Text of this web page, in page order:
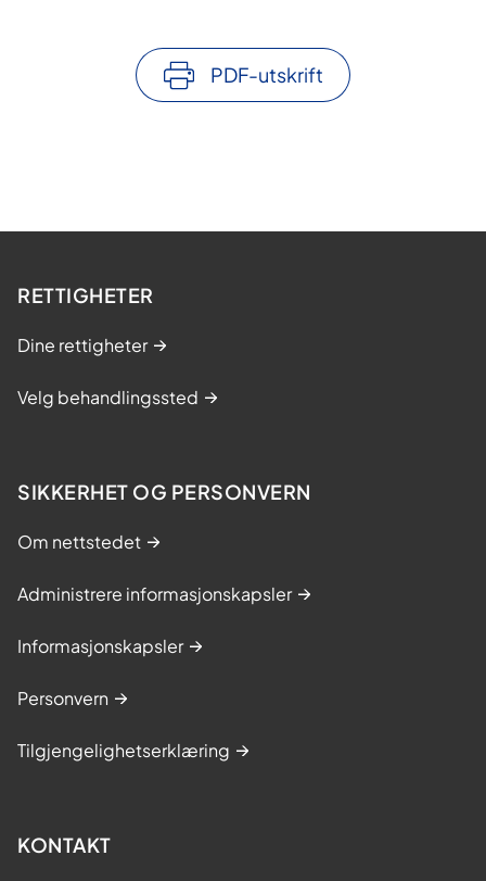
PDF-utskrift
RETTIGHETER
Dine rettigheter
Velg behandlingssted
SIKKERHET OG PERSONVERN
Om nettstedet
Administrere informasjonskapsler
Informasjonskapsler
Personvern
Tilgjengelighetserklæring
KONTAKT